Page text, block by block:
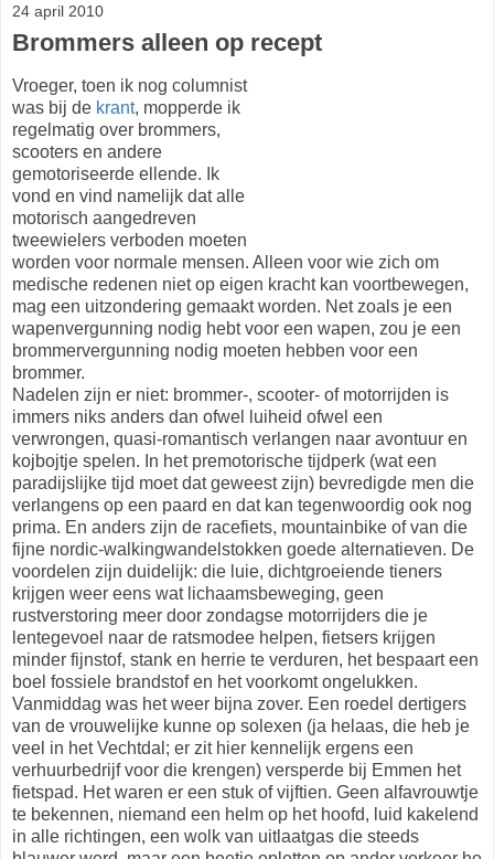
24 april 2010
Brommers alleen op recept
Vroeger, toen ik nog columnist
was bij de krant, mopperde ik
regelmatig over brommers,
scooters en andere
gemotoriseerde ellende. Ik
vond en vind namelijk dat alle
motorisch aangedreven
tweewielers verboden moeten
worden voor normale mensen. Alleen voor wie zich om
medische redenen niet op eigen kracht kan voortbewegen,
mag een uitzondering gemaakt worden. Net zoals je een
wapenvergunning nodig hebt voor een wapen, zou je een
brommervergunning nodig moeten hebben voor een
brommer.
Nadelen zijn er niet: brommer-, scooter- of motorrijden is
immers niks anders dan ofwel luiheid ofwel een
verwrongen, quasi-romantisch verlangen naar avontuur en
kojbojtje spelen. In het premotorische tijdperk (wat een
paradijslijke tijd moet dat geweest zijn) bevredigde men die
verlangens op een paard en dat kan tegenwoordig ook nog
prima. En anders zijn de racefiets, mountainbike of van die
fijne nordic-walkingwandelstokken goede alternatieven. De
voordelen zijn duidelijk: die luie, dichtgroeiende tieners
krijgen weer eens wat lichaamsbeweging, geen
rustverstoring meer door zondagse motorrijders die je
lentegevoel naar de ratsmodee helpen, fietsers krijgen
minder fijnstof, stank en herrie te verduren, het bespaart een
boel fossiele brandstof en het voorkomt ongelukken.
Vanmiddag was het weer bijna zover. Een roedel dertigers
van de vrouwelijke kunne op solexen (ja helaas, die heb je
veel in het Vechtdal; er zit hier kennelijk ergens een
verhuurbedrijf voor die krengen) versperde bij Emmen het
fietspad. Het waren er een stuk of vijftien. Geen alfavrouwtje
te bekennen, niemand een helm op het hoofd, luid kakelend
in alle richtingen, een wolk van uitlaatgas die steeds